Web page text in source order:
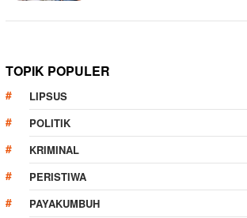
TOPIK POPULER
LIPSUS
POLITIK
KRIMINAL
PERISTIWA
PAYAKUMBUH